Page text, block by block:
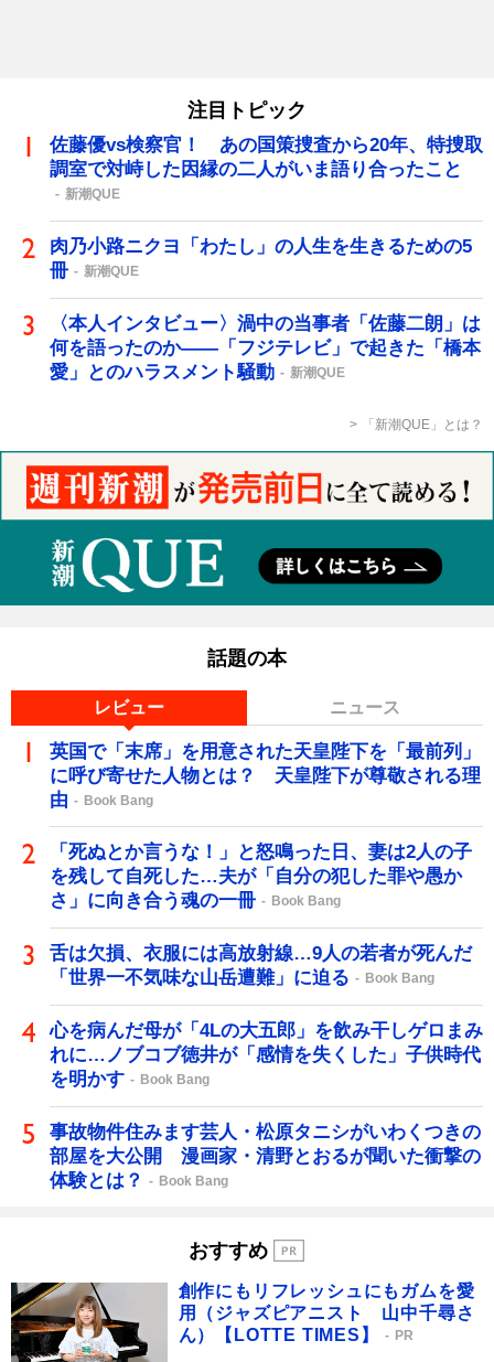
注目トピック
佐藤優vs検察官！ あの国策捜査から20年、特捜取
調室で対峙した因縁の二人がいま語り合ったこと
新潮QUE
肉乃小路ニクヨ「わたし」の人生を生きるための5
冊
新潮QUE
〈本人インタビュー〉渦中の当事者「佐藤二朗」は
何を語ったのか――「フジテレビ」で起きた「橋本
愛」とのハラスメント騒動
新潮QUE
「新潮QUE」とは？
話題の本
レビュー ニュース
英国で「末席」を用意された天皇陛下を「最前列」
に呼び寄せた人物とは？ 天皇陛下が尊敬される理
由
Book Bang
「死ぬとか言うな！」と怒鳴った日、妻は2人の子
を残して自死した…夫が「自分の犯した罪や愚か
さ」に向き合う魂の一冊
Book Bang
舌は欠損、衣服には高放射線…9人の若者が死んだ
「世界一不気味な山岳遭難」に迫る
Book Bang
心を病んだ母が「4Lの大五郎」を飲み干しゲロまみ
れに…ノブコブ徳井が「感情を失くした」子供時代
を明かす
Book Bang
事故物件住みます芸人・松原タニシがいわくつきの
部屋を大公開 漫画家・清野とおるが聞いた衝撃の
体験とは？
Book Bang
おすすめ
創作にもリフレッシュにもガムを愛
用（ジャズピアニスト 山中千尋さ
ん）【LOTTE TIMES】
PR